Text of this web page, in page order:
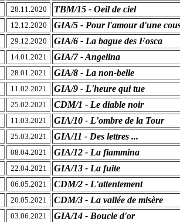
28.11.2020
TBM/15 - Oeil de ciel
12.12.2020
GIA/5 - Pour l'amour d'une
29.12.2020
GIA/6 - La bague des Fosca
14.01.2021
GIA/7 - Angelina
28.01.2021
GIA/8 - La non-belle
11.02.2021
GIA/9 - L'heure qui tue
25.02.2021
CDM/1 - Le diable noir
11.03.2021
GIA/10 - L'ombre de la Tour
25.03.2021
GIA/11 - Des lettres ...
08.04.2021
GIA/12 - La fiammina
22.04.2021
GIA/13 - La fuite
06.05.2021
CDM/2 - L'attentement
20.05.2021
CDM/3 - La vallée de misère
03.06.2021
GIA/14 - Boucle d'or